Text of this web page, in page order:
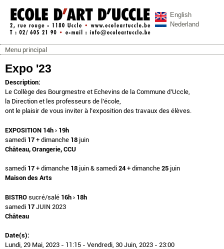
Aller au contenu principal
ecoleartuccle.be
English
Nederland
Menu principal
Menu principal
Expo '23
Description:
Le Collège des Bourgmestre et Echevins de la Commune d’Uccle,
la Direction et les professeurs de l’école,
ont le plaisir de vous inviter à l’exposition des travaux des élèves.
EXPOSITION 14h › 19h
samedi 17 + dimanche 18 juin
Château, Orangerie, CCU
samedi 17 + dimanche 18 juin & samedi 24+ dimanche 25 juin
Maison des Arts
BISTRO sucré/salé 16h › 18h
samedi 17 JUIN 2023
Château
Date(s):
Lundi, 29 Mai, 2023 - 11:15 - Vendredi, 30 Juin, 2023 - 23:00